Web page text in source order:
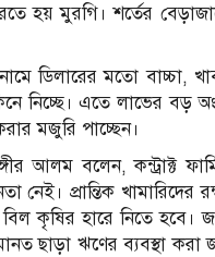
হয় মুরগি। শর্তের
নামে ডিলারের মতো বাচ্চা,
নিচ্ছে। এতে লাভের বড়
মজুরি পাচ্ছেন।
আলম বলেন, কন্ট্রাক্ট
প্রান্তিক খামারিদের
বিল কৃষির হারে নিতে হবে।
ছাড়া ঋণের ব্যবস্থা করা